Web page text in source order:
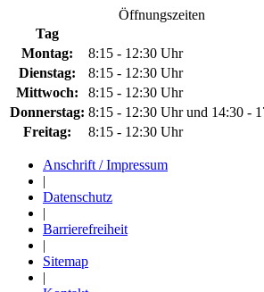
Öffnungszeiten
Tag
Montag:
8:15 - 12:30 Uhr
Dienstag:
8:15 - 12:30 Uhr
Mittwoch:
8:15 - 12:30 Uhr
Donnerstag: 8:15 - 12:30 Uhr und 14:30 -
Freitag:
8:15 - 12:30 Uhr
Anschrift / Impressum
|
Datenschutz
|
Barrierefreiheit
|
Sitemap
|